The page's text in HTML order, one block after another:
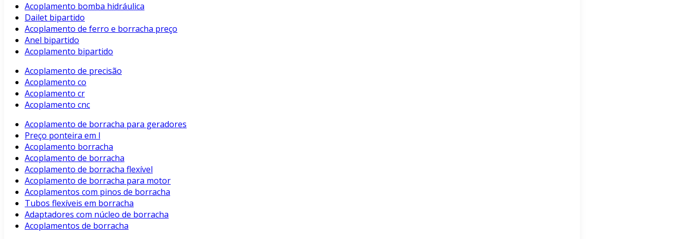
Acoplamento bomba hidráulica
Dailet bipartido
Acoplamento de ferro e borracha preço
Anel bipartido
Acoplamento bipartido
Acoplamento de precisão
Acoplamento co
Acoplamento cr
Acoplamento cnc
Acoplamento de borracha para geradores
Preço ponteira em l
Acoplamento borracha
Acoplamento de borracha
Acoplamento de borracha flexível
Acoplamento de borracha para motor
Acoplamentos com pinos de borracha
Tubos flexíveis em borracha
Adaptadores com núcleo de borracha
Acoplamentos de borracha